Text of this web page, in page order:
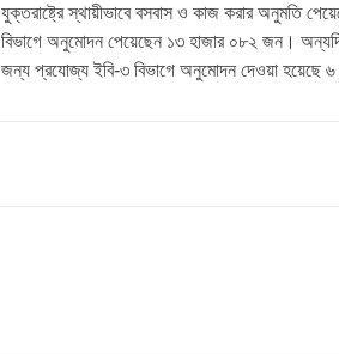
যুক্তরাষ্ট্রে স্থায়ীভাবে বসবাস ও কাজ করার অনুমতি
বিভাগে অনুমোদন পেয়েছেন ১৩ হাজার ০৮২ জন।
জন্য প্রযোজ্য ইবি-৩ বিভাগে অনুমোদন দেওয়া হয়েছে